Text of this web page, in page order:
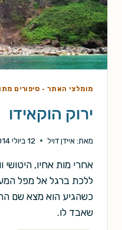
מומלצי האתר· סיפורים
ירוק הוקאידו
מאת: איידן דויל 12 ביולי 2014
אחרי מות אחיו,
ללכת ברגל אל מפל
כשהגיע הוא מצא שם
שאבד לו.